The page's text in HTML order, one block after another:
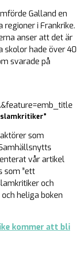
Galland en
i Frankrike.
anser att det är
skolor hade över 40
svarade på
som
vår artikel
som ”ett
och
heliga boken
kommer att bli